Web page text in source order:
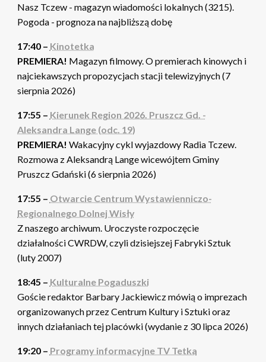
Nasz Tczew - magazyn wiadomości lokalnych (3215).
Pogoda - prognoza na najbliższą dobę
17:40 – Kinotetka
PREMIERA! Magazyn filmowy. O premierach kinowych i
najciekawszych propozycjach stacji telewizyjnych (7
sierpnia 2026)
17:55 – Kierunek Region 2026. Pruszcz Gd. -
Aleksandra Lange (odc. 19)
PREMIERA! Wakacyjny cykl wyjazdowy Radia Tczew.
Rozmowa z Aleksandrą Lange wicewójtem Gminy
Pruszcz Gdański (6 sierpnia 2026)
17:55 – Otwarcie Centrum Wystawienniczo-
Regionalnego Dolnej Wisły
Z naszego archiwum. Uroczyste rozpoczęcie
działalności CWRDW, czyli dzisiejszej Fabryki Sztuk
(luty 2007)
18:45 – Kulturalne Pogaduszki
Goście redaktor Barbary Jackiewicz mówią o imprezach
organizowanych przez Centrum Kultury i Sztuki oraz
innych działaniach tej placówki (wydanie z 30 lipca 2026)
19:20 – Programy informacyjne TV Tetka